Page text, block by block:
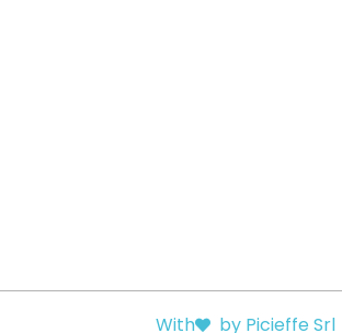
With by Picieffe Srl